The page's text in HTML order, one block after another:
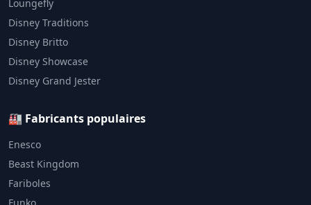
Loungefly
Disney Traditions
Disney Britto
Disney Showcase
Disney Grand Jester
🏭 Fabricants populaires
Enesco
Beast Kingdom
Fariboles